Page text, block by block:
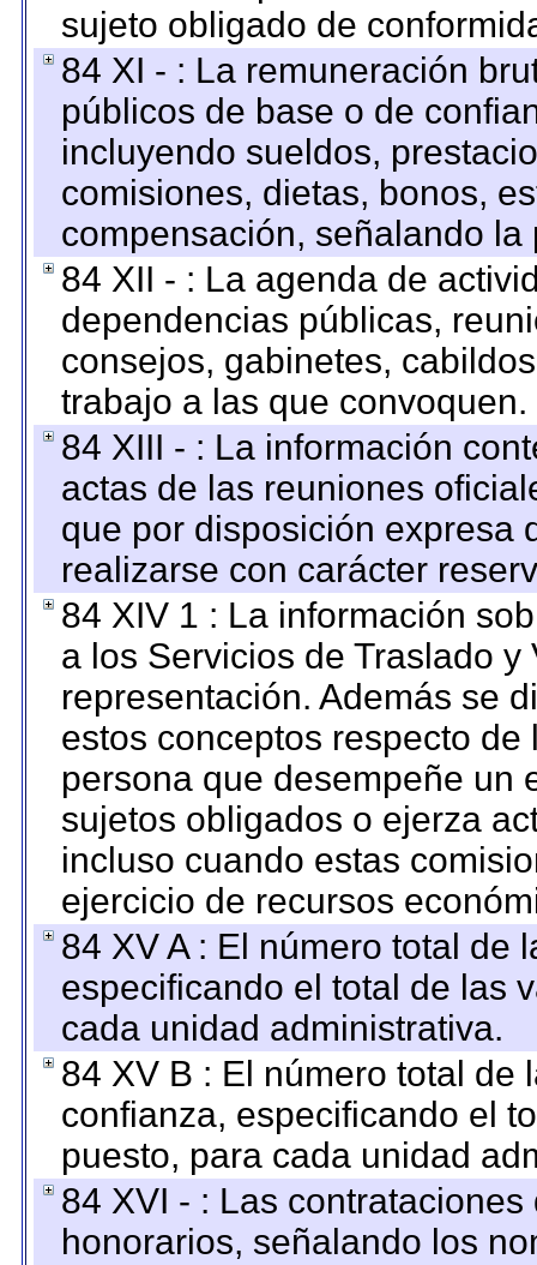
sujeto obligado de
84 XI - : La remuneración
públicos de base o de
incluyendo sueldos,
comisiones, dietas, bonos,
compensación, señalando
84 XII - : La agenda de
dependencias públicas,
consejos, gabinetes,
trabajo a las que convoquen.
84 XIII - : La información
actas de las reuniones
que por disposición expresa
realizarse con carácter
84 XIV 1 : La información
a los Servicios de Traslado
representación. Además se
estos conceptos respecto
persona que desempeñe un
sujetos obligados o ejerza
incluso cuando estas
ejercicio de recursos
84 XV A : El número total de
especificando el total de las
cada unidad administrativa.
84 XV B : El número total de
confianza, especificando el
puesto, para cada unidad
84 XVI - : Las
honorarios, señalando los